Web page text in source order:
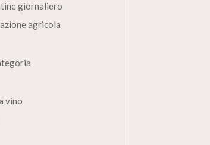
giornaliero
agricola
vino